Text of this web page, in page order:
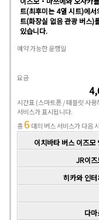
트(최후미는 4열 시트)에
트(화장실 없음 관광 버스)
있습니다.
예약 가능한 운행일
요금
시간표 (스마트폰 / 태블릿 사
서비스가 표시됩니다.
총6 대의 버스 서비스가 다음
이치​​바타 버스 이즈모
JR이즈
히카와 인터
다